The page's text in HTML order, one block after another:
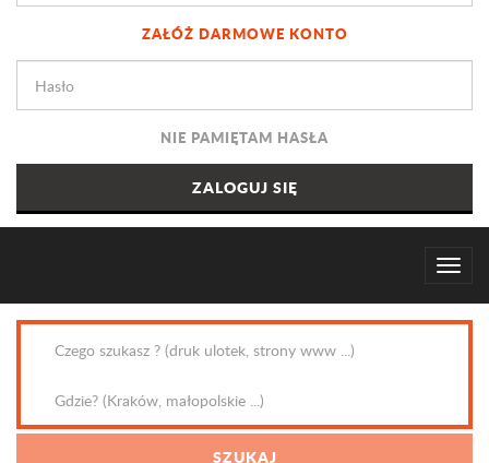
ZAŁÓŻ DARMOWE KONTO
NIE PAMIĘTAM HASŁA